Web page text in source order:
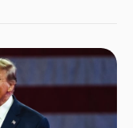
부 국경을 통해 불법
죄자가 1만 4000명
유권자들의 상당한
법 이민자 문제 해법으로